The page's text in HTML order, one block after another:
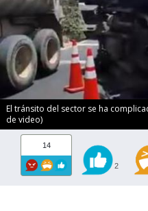
El tránsito del sector se ha
de video)
14
2